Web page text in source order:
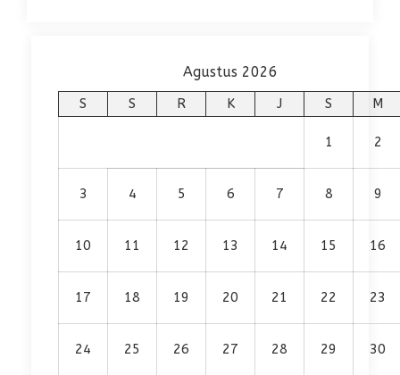
Agustus 2026
S S R K J S M
1 2
3 4 5 6 7 8 9
10 11 12 13 14 15 16
17 18 19 20 21 22 23
24 25 26 27 28 29 30